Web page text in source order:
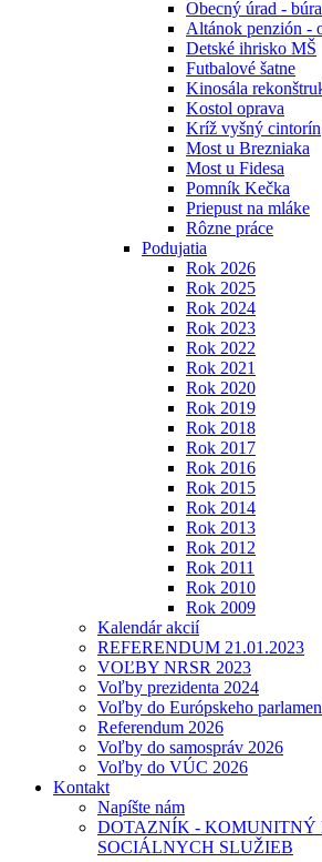
Obecný úrad -
Altánok penzión -
Detské ihrisko MŠ
Futbalové šatne
Kinosála
Kostol oprava
Kríž vyšný cintorín
Most u Brezniaka
Most u Fidesa
Pomník Kečka
Priepust na mláke
Rôzne práce
Podujatia
Rok 2026
Rok 2025
Rok 2024
Rok 2023
Rok 2022
Rok 2021
Rok 2020
Rok 2019
Rok 2018
Rok 2017
Rok 2016
Rok 2015
Rok 2014
Rok 2013
Rok 2012
Rok 2011
Rok 2010
Rok 2009
Kalendár akcií
REFERENDUM 21.01.2023
VOĽBY NRSR 2023
Voľby prezidenta 2024
Voľby do Európskeho
Referendum 2026
Voľby do samospráv 2026
Voľby do VÚC 2026
Kontakt
Napíšte nám
DOTAZNÍK - KOMUNITNÝ
SOCIÁLNYCH SLUŽIEB